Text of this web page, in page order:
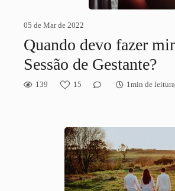
05 de Mar de 2022
Quando devo fazer
Sessão de Gestante?
139 15 1min de leitura